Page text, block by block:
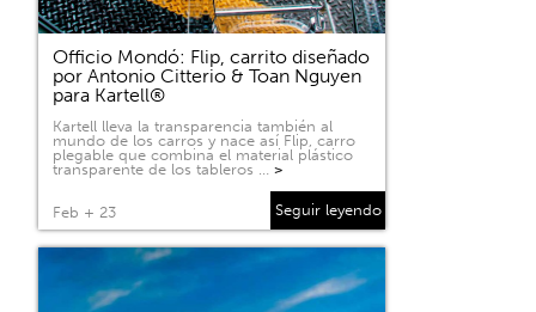
Officio Mondó: Flip, carrito diseñado
por Antonio Citterio & Toan Nguyen
para Kartell®
Kartell lleva la transparencia también al
mundo de los carros y nace así Flip, carro
plegable que combina el material plástico
transparente de los tableros … >
Feb + 23 Seguir leyendo